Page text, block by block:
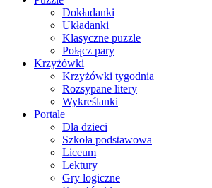
Dokładanki
Układanki
Klasyczne puzzle
Połącz pary
Krzyżówki
Krzyżówki tygodnia
Rozsypane litery
Wykreślanki
Portale
Dla dzieci
Szkoła podstawowa
Liceum
Lektury
Gry logiczne